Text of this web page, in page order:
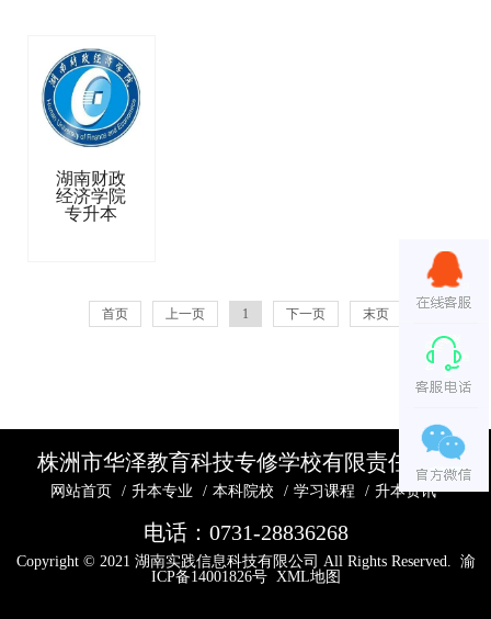
湖南财政
经济学院
专升本
首页 上一页 1 下一页 末页
株洲市华泽教育科技专修学校有限责任公司
网站首页 / 升本专业 / 本科院校 / 学习课程 / 升本资讯
电话： 0731-28836268
Copyright © 2021 湖南实践信息科技有限公司 All Rights Reserved. 渝
ICP备14001826号 XML地图